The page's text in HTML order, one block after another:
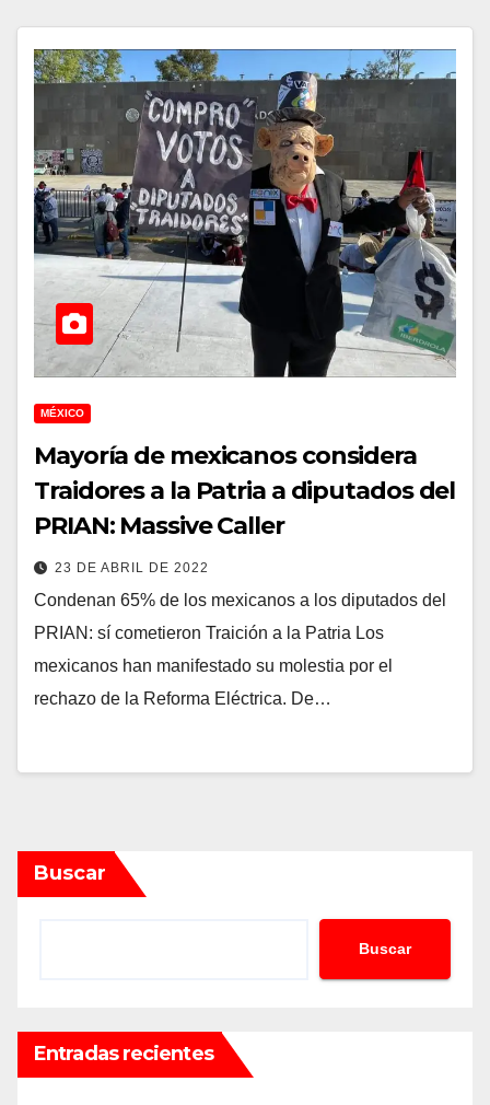
MÉXICO
Mayoría de mexicanos considera
Traidores a la Patria a diputados del
PRIAN: Massive Caller
23 DE ABRIL DE 2022
Condenan 65% de los mexicanos a los diputados del
PRIAN: sí cometieron Traición a la Patria Los
mexicanos han manifestado su molestia por el
rechazo de la Reforma Eléctrica. De…
Buscar
Buscar
Entradas recientes